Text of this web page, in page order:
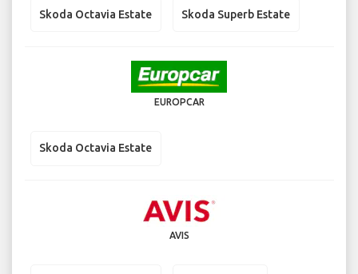
Skoda Octavia Estate Skoda Superb Estate
EUROPCAR
Skoda Octavia Estate
AVIS